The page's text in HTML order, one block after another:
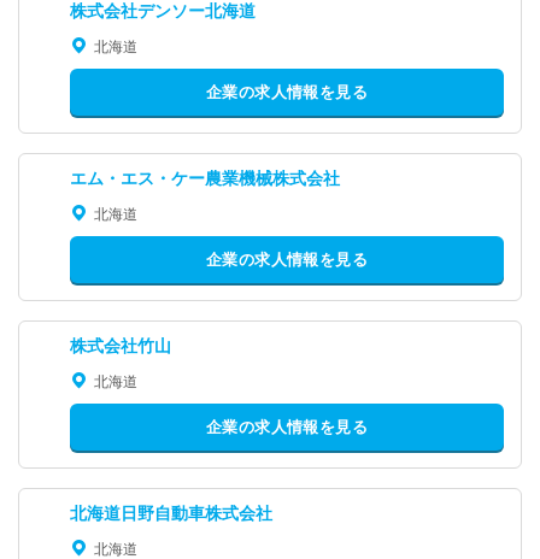
株式会社デンソー北海道
北海道
企業の求人情報を見る
エム・エス・ケー農業機械株式会社
北海道
企業の求人情報を見る
株式会社竹山
北海道
企業の求人情報を見る
北海道日野自動車株式会社
北海道